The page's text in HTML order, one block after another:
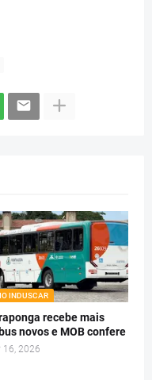
INDUSCAR
recebe mais
novos e MOB confere
16, 2026